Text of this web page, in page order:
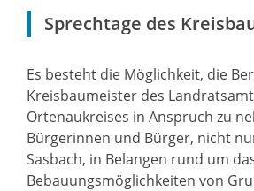
Sprechtage des
Es besteht die Möglichkeit, die
Kreisbaumeister des
Ortenaukreises in Anspruch zu
Bürgerinnen und Bürger, nicht
Sasbach, in Belangen rund um
Bebauungsmöglichkeiten von